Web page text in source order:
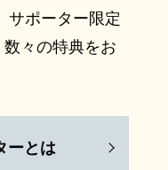
サポーター限定
々の特典をお
ーとは